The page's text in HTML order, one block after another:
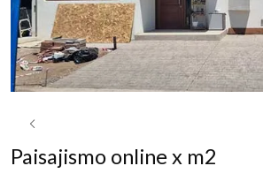
Paisajismo online x m2